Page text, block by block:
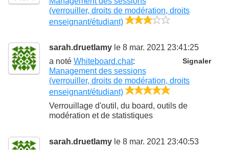
(verrouiller, droits de modération, droits
enseignant/étudiant)
sarah.druetlamy le 8 mar. 2021 23:41:25
Signaler
a noté Whiteboard.chat:
Management des sessions
(verrouiller, droits de modération, droits
enseignant/étudiant)
Verrouillage d'outil, du board, outils de
modération et de statistiques
sarah.druetlamy le 8 mar. 2021 23:40:53